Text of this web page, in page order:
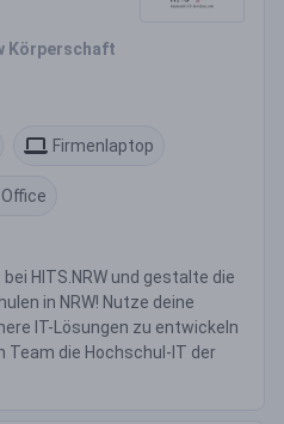
Körperschaft
Firmenlaptop
HITS.NRW und gestalte die
in NRW! Nutze deine
IT-Lösungen zu entwickeln
Team die Hochschul-IT der